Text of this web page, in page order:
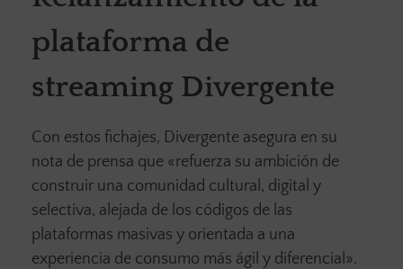
plataforma de
streaming Divergente
Con estos fichajes, Divergente asegura en su
nota de prensa que «refuerza su ambición de
construir una comunidad cultural, digital y
selectiva, alejada de los códigos de las
plataformas masivas y orientada a una
experiencia de consumo más ágil y diferencial».